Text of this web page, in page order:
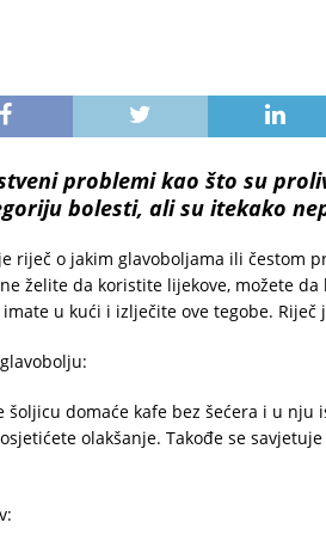
problemi kao što su
bolesti, ali su itekako
riječ o jakim glavoboljama ili čestom
želite da koristite lijekove, možete
u kući i izlječite ove tegobe. Riječ
šoljicu domaće kafe bez šećera i u
olakšanje. Takođe se